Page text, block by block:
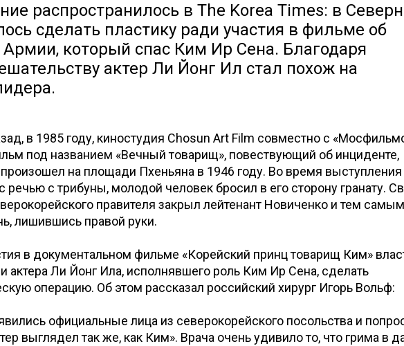
распространилось в The Korea Times: в
сделать пластику ради участия в фильме об
который спас Ким Ир Сена. Благодаря
актер Ли Йонг Ил стал похож на
в 1985 году, киностудия Chosun Art Film совместно с
под названием «Вечный товарищ», повествующий об инциденте,
на площади Пхеньяна в 1946 году. Во время
речью с трибуны, молодой человек бросил в его сторону гранату.
правителя закрыл лейтенант Новиченко и тем
лишившись правой руки.
в документальном фильме «Корейский принц товарищ Ким»
актера Ли Йонг Ила, исполнявшего роль Ким Ир Сена, сделать
операцию. Об этом рассказал российский хирург Игорь Вольф:
официальные лица из северокорейского посольства и
выглядел так же, как Ким». Врача очень удивило то, что грима в